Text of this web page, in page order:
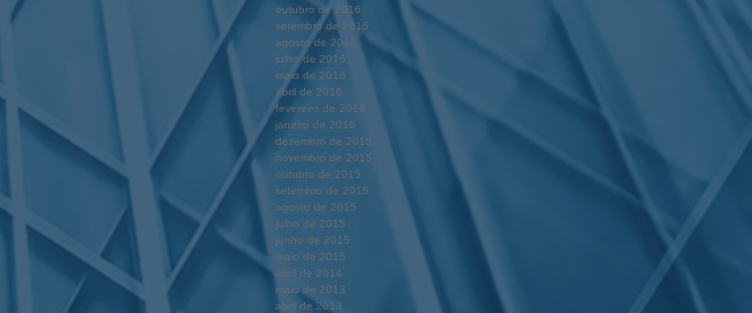
outubro de 2016
setembro de 2016
agosto de 2016
julho de 2016
maio de 2016
abril de 2016
fevereiro de 2016
janeiro de 2016
dezembro de 2015
novembro de 2015
outubro de 2015
setembro de 2015
agosto de 2015
julho de 2015
junho de 2015
maio de 2015
abril de 2014
maio de 2013
abril de 2013